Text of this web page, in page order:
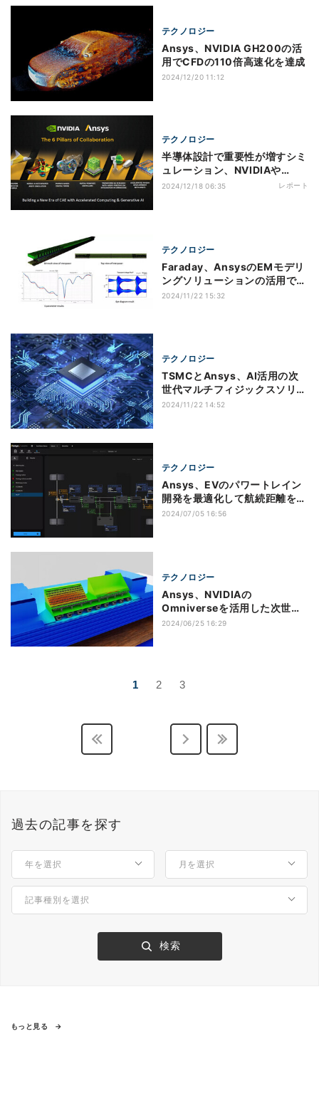
テクノロジー
Ansys、NVIDIA GH200の活
用でCFDの110倍高速化を達成
2024/12/20 11:12
テクノロジー
半導体設計で重要性が増すシミ
ュレーション、NVIDIAや
TSMCとの協力関係を深化させ
2024/12/18 06:35 レポート
テクノロジー
Faraday、AnsysのEMモデリ
ングソリューションの活用でマ
ルチダイ2.5D/3D-IC設計開発
2024/11/22 15:32
テクノロジー
TSMCとAnsys、AI活用の次
世代マルチフィジックスソリュ
ーション開発で協業
2024/11/22 14:52
テクノロジー
Ansys、EVのパワートレイン
開発を最適化して航続距離を向
上させるソリューション
2024/07/05 16:56
テクノロジー
Ansys、NVIDIAの
Omniverseを活用した次世代
3D-IC設計ソリューションを公
2024/06/25 16:29
1 2 3
過去の記事を探す
もっと見る